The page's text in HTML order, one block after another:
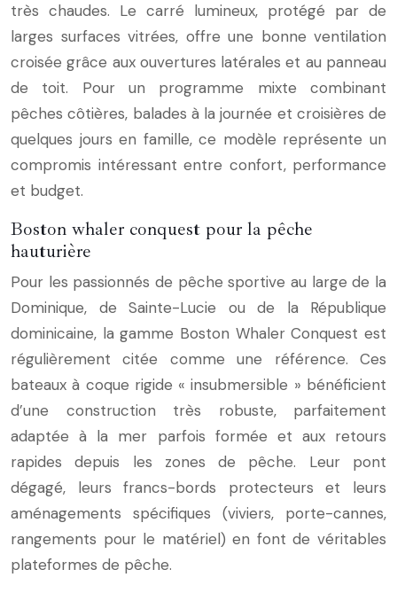
très chaudes. Le carré lumineux, protégé par de
larges surfaces vitrées, offre une bonne ventilation
croisée grâce aux ouvertures latérales et au panneau
de toit. Pour un programme mixte combinant
pêches côtières, balades à la journée et croisières de
quelques jours en famille, ce modèle représente un
compromis intéressant entre confort, performance
et budget.
Boston whaler conquest pour la pêche
hauturière
Pour les passionnés de pêche sportive au large de la
Dominique, de Sainte-Lucie ou de la République
dominicaine, la gamme Boston Whaler Conquest est
régulièrement citée comme une référence. Ces
bateaux à coque rigide « insubmersible » bénéficient
d’une construction très robuste, parfaitement
adaptée à la mer parfois formée et aux retours
rapides depuis les zones de pêche. Leur pont
dégagé, leurs francs-bords protecteurs et leurs
aménagements spécifiques (viviers, porte-cannes,
rangements pour le matériel) en font de véritables
plateformes de pêche.